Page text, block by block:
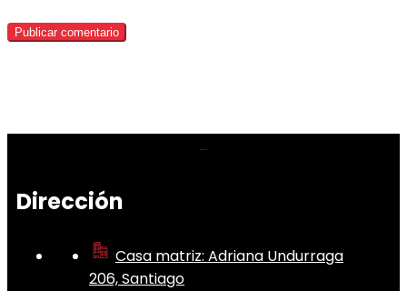
Dirección
Casa matriz: Adriana Undurraga
206, Santiago